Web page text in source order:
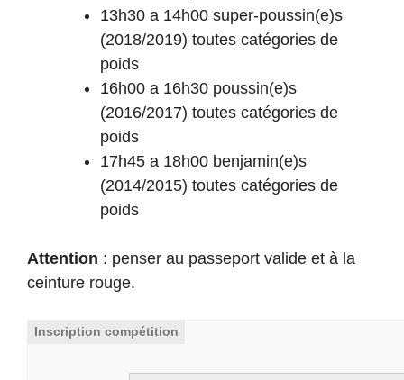
13h30 a 14h00 super-poussin(e)s
(2018/2019) toutes catégories de
poids
16h00 a 16h30 poussin(e)s
(2016/2017) toutes catégories de
poids
17h45 a 18h00 benjamin(e)s
(2014/2015) toutes catégories de
poids
Attention : penser au passeport valide et à la
ceinture rouge.
Inscription compétition